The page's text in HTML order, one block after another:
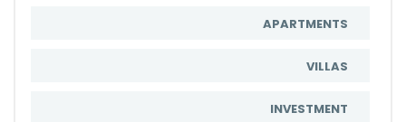
APARTMENTS
VILLAS
INVESTMENT